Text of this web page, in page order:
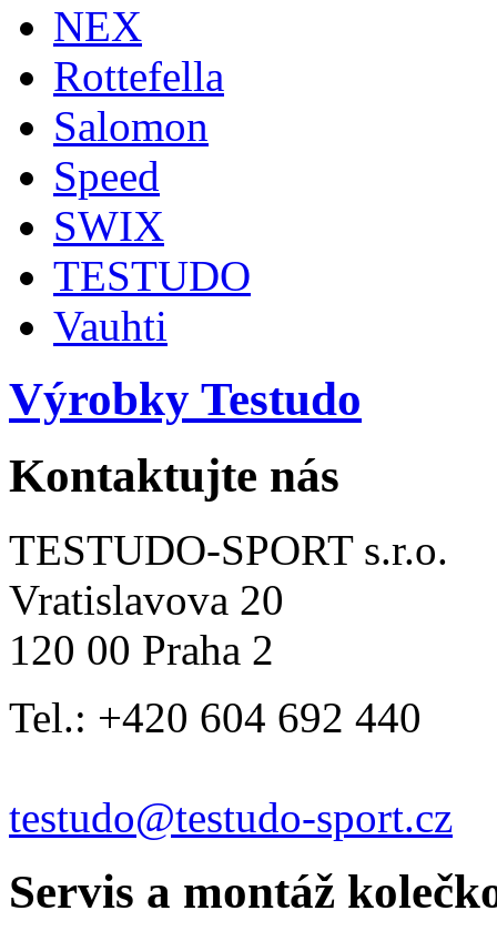
NEX
Rottefella
Salomon
Speed
SWIX
TESTUDO
Vauhti
Výrobky Testudo
Kontaktujte nás
TESTUDO-SPORT s.r.o.
Vratislavova 20
120 00 Praha 2
Tel.: +420 604 692 440
testudo@testudo-sport.cz
Servis a montáž